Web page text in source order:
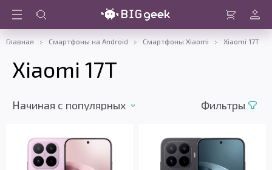
Войти
Главная Смартфоны на Android Смартфоны Xiaomi Xiaomi 17T
Xiaomi 17T
Начиная c популярных Фильтры